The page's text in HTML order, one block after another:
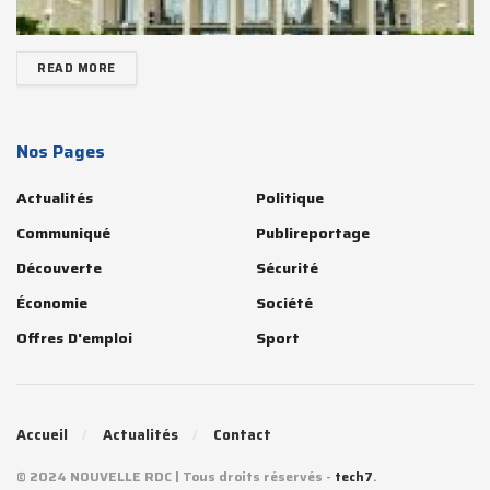
READ MORE
Nos Pages
Actualités
Communiqué
Découverte
Économie
Offres D'emploi
Politique
Publireportage
Sécurité
Société
Sport
Accueil Actualités Contact
© 2024 NOUVELLE RDC | Tous droits réservés - tech7.